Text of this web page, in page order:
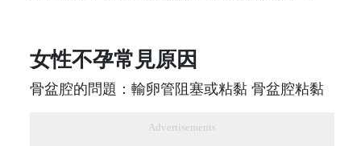
女性不孕常見原因
骨盆腔的問題：輸卵管阻塞或粘黏 骨盆腔粘黏
Advertisements